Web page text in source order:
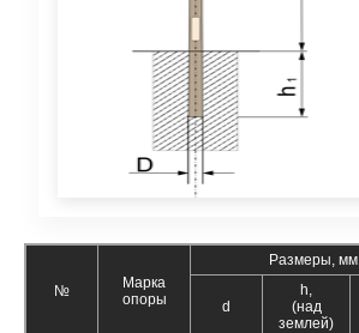
№
Марка
опоры
Размеры, мм
d
h,
(над
землей)